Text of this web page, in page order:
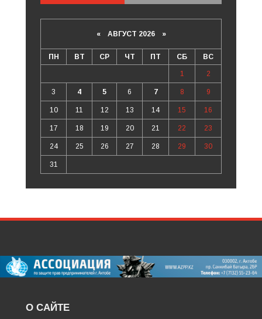
«АВГУСТ 2026 »
ПН ВТ СР ЧТ ПТ СБ ВС
1 2
3 4 5 6 7 8 9
10 11 12 13 14 15 16
17 18 19 20 21 22 23
24 25 26 27 28 29 30
31
О САЙТЕ